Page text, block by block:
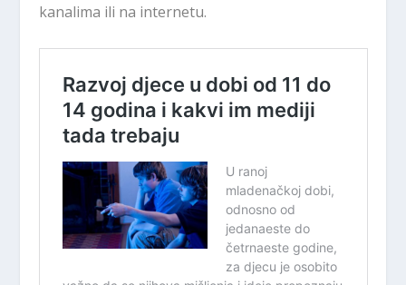
kanalima ili na internetu.